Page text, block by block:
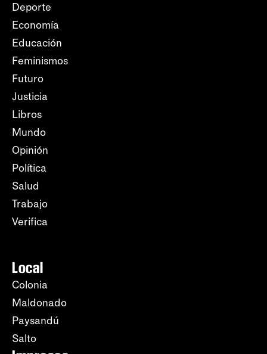
Deporte
Economía
Educación
Feminismos
Futuro
Justicia
Libros
Mundo
Opinión
Política
Salud
Trabajo
Verifica
Local
Colonia
Maldonado
Paysandú
Salto